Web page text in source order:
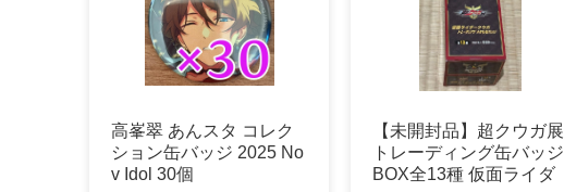
高峯翠 あんスタ コレク
ション缶バッジ 2025 No
v Idol 30個
【未開封品】超クウガ展
トレーディング缶バッジ
BOX全13種 仮面ライダ